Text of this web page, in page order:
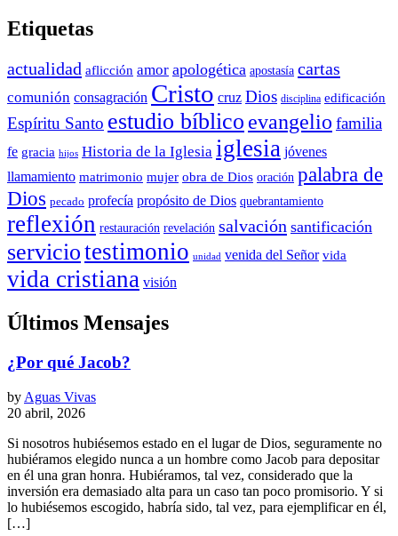
Etiquetas
actualidad aflicción amor apologética apostasía cartas
comunión consagración Cristo cruz Dios disciplina edificación
Espíritu Santo estudio bíblico evangelio familia
fe gracia hijos Historia de la Iglesia iglesia jóvenes
llamamiento matrimonio mujer obra de Dios oración palabra de
Dios pecado profecía propósito de Dios quebrantamiento
reflexión restauración revelación salvación santificación
serviciotestimonio unidad venida del Señor vida
vida cristiana visión
Últimos Mensajes
¿Por qué Jacob?
by Aguas Vivas
20 abril, 2026
Si nosotros hubiésemos estado en el lugar de Dios, seguramente no
hubiéramos elegido nunca a un hombre como Jacob para depositar
en él una gran honra. Hubiéramos, tal vez, considerado que la
inversión era demasiado alta para un caso tan poco promisorio. Y si
lo hubiésemos escogido, habría sido, tal vez, para ejemplificar en él,
[…]